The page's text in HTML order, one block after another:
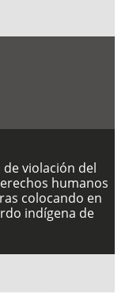
violación del
humanos
colocando en
indígena de